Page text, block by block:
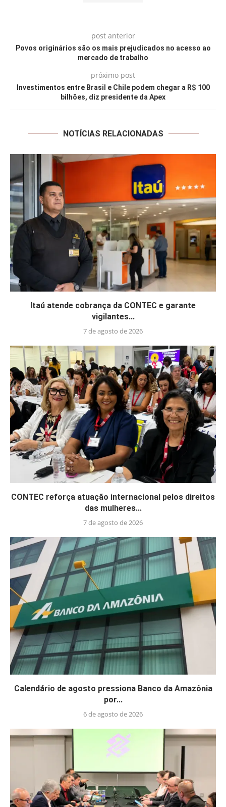
post anterior
Povos originários são os mais prejudicados no acesso ao
mercado de trabalho
próximo post
Investimentos entre Brasil e Chile podem chegar a R$ 100
bilhões, diz presidente da Apex
NOTÍCIAS RELACIONADAS
Itaú atende cobrança da CONTEC e garante
vigilantes...
7 de agosto de 2026
CONTEC reforça atuação internacional pelos direitos
das mulheres...
7 de agosto de 2026
Calendário de agosto pressiona Banco da Amazônia
por...
6 de agosto de 2026